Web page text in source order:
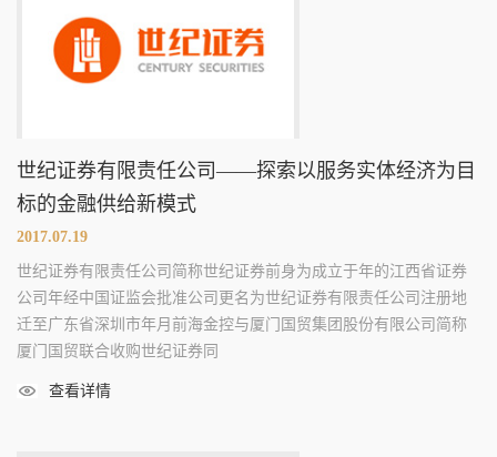
世纪证券有限责任公司——探索以服务实体经济为目
标的金融供给新模式
2017.07.19
世纪证券有限责任公司简称世纪证券前身为成立于年的江西省证券
公司年经中国证监会批准公司更名为世纪证券有限责任公司注册地
迁至广东省深圳市年月前海金控与厦门国贸集团股份有限公司简称
厦门国贸联合收购世纪证券同
查看详情